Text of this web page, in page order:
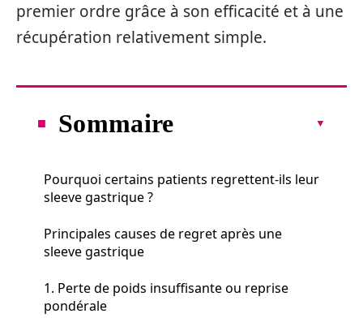
premier ordre grâce à son efficacité et à une
récupération relativement simple.
Sommaire
Pourquoi certains patients regrettent-ils leur
sleeve gastrique ?
Principales causes de regret après une
sleeve gastrique
1. Perte de poids insuffisante ou reprise
pondérale